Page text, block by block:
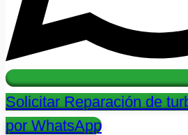
Solicitar Reparación de
por WhatsApp